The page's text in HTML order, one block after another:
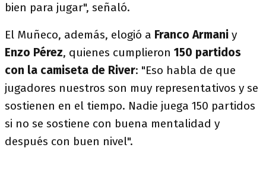
bien para jugar", señaló.
El Muñeco, además, elogió a Franco Armani y
Enzo Pérez, quienes cumplieron 150 partidos
con la camiseta de River: "Eso habla de que
jugadores nuestros son muy representativos y se
sostienen en el tiempo. Nadie juega 150 partidos
si no se sostiene con buena mentalidad y
después con buen nivel".